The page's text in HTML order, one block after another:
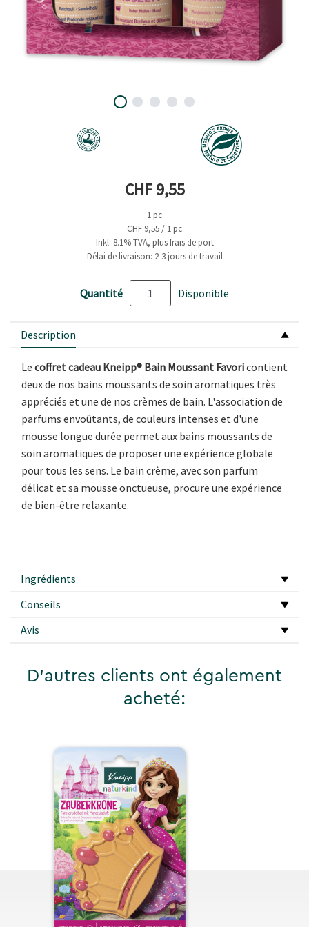
Prix actuel
CHF 9,55
1 pc
CHF 9,55 / 1 pc
Inkl. 8.1% TVA, plus frais de port
Délai de livraison: 2-3 jours de travail
Quantité Disponible
Description
Le coffret cadeau Kneipp® Bain Moussant Favoricontient
deux de nos bains moussants de soin aromatiques très
appréciés et une de nos crèmes de bain. L'association de
parfums envoûtants, de couleurs intenses et d'une
mousse longue durée permet aux bains moussants de
soin aromatiques de proposer une expérience globale
pour tous les sens. Le bain crème, avec son parfum
délicat et sa mousse onctueuse, procure une expérience
de bien-être relaxante.
Ingrédients
Conseils
Avis
D'autres clients ont également
acheté: